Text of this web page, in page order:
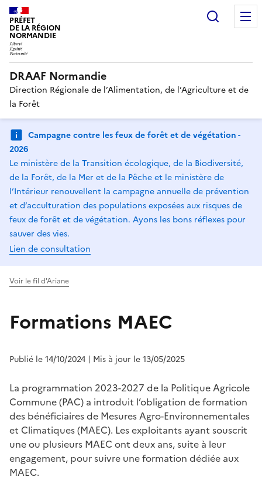
PRÉFET
DE LA RÉGION
NORMANDIE
DRAAF Normandie
Direction Régionale de l’Alimentation, de l’Agriculture et de
la Forêt
Campagne contre les feux de forêt et de végétation -
2026
Le ministère de la Transition écologique, de la Biodiversité,
de la Forêt, de la Mer et de la Pêche et le ministère de
l’Intérieur renouvellent la campagne annuelle de prévention
et d’acculturation des populations exposées aux risques de
feux de forêt et de végétation. Ayons les bons réflexes pour
sauver des vies.
Lien de consultation
Voir le fil d'Ariane
Formations MAEC
Publié le 14/10/2024 | Mis à jour le 13/05/2025
La programmation 2023-2027 de la Politique Agricole
Commune (PAC) a introduit l’obligation de formation
des bénéficiaires de Mesures Agro-Environnementales
et Climatiques (MAEC). Les exploitants ayant souscrit
une ou plusieurs MAEC ont deux ans, suite à leur
engagement, pour suivre une formation dédiée aux
MAEC.